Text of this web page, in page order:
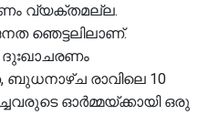
വ്യക്തമല്ല.
ഞെട്ടലിലാണ്.
ബുധനാഴ്ച രാവിലെ 10
ഓർമ്മയ്ക്കായി ഒരു